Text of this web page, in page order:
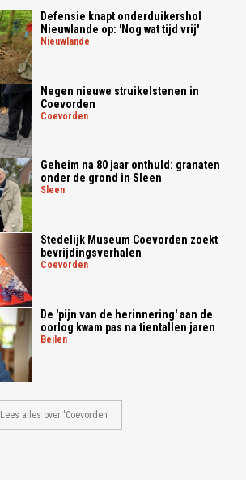
Defensie knapt onderduikershol
Nieuwlande op: 'Nog wat tijd vrij'
nieuwlande
Negen nieuwe struikelstenen in
Coevorden
coevorden
Geheim na 80 jaar onthuld: granaten
onder de grond in Sleen
sleen
Stedelijk Museum Coevorden zoekt
bevrijdingsverhalen
coevorden
De 'pijn van de herinnering' aan de
oorlog kwam pas na tientallen jaren
beilen
Lees alles over 'Coevorden'